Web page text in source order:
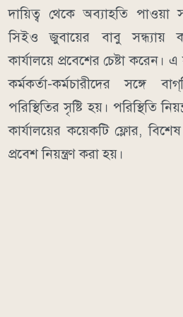
দায়িত্ব থেকে অব্যাহতি পাওয়া
সিইও জুবায়ের বাবু সন্ধ্যায়
কার্যালয়ে প্রবেশের চেষ্টা করেন।
কর্মকর্তা-কর্মচারীদের সঙ্গে
পরিস্থিতির সৃষ্টি হয়। পরিস্থিতি
কার্যালয়ের কয়েকটি ফ্লোর,
প্রবেশ নিয়ন্ত্রণ করা হয়।